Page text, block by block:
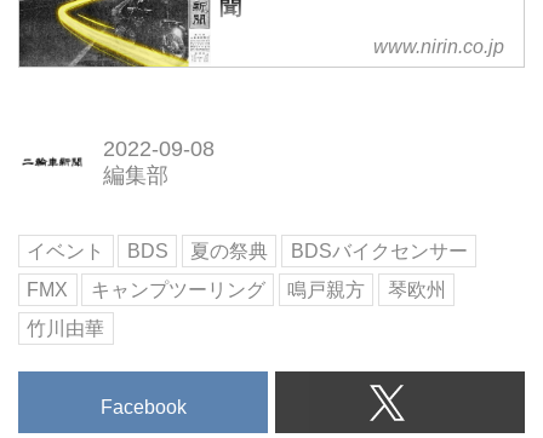
聞
www.nirin.co.jp
2022-09-08
編集部
イベント BDS 夏の祭典
BDSバイクセンサー
FMX
キャンプツーリング 鳴戸親方
琴欧州
竹川由華
Facebook